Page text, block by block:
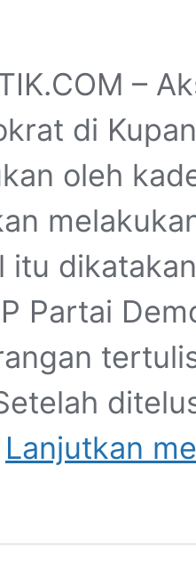
–
di
oleh
itu
Partai
Lanjutkan